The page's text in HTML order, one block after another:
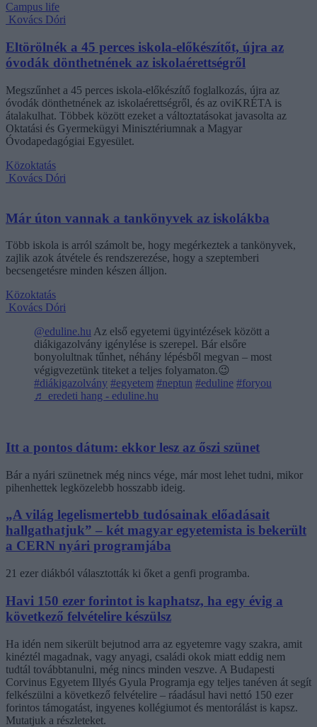
Campus life
Kovács Dóri
Eltörölnék a 45 perces iskola-előkészítőt, újra az
óvodák dönthetnének az iskolaérettségről
Megszűnhet a 45 perces iskola-előkészítő foglalkozás, újra az
óvodák dönthetnének az iskolaérettségről, és az oviKRÉTA is
átalakulhat. Többek között ezeket a változtatásokat javasolta az
Oktatási és Gyermekügyi Minisztériumnak a Magyar
Óvodapedagógiai Egyesület.
Közoktatás
Kovács Dóri
Már úton vannak a tankönyvek az iskolákba
Több iskola is arról számolt be, hogy megérkeztek a tankönyvek,
zajlik azok átvétele és rendszerezése, hogy a szeptemberi
becsengetésre minden készen álljon.
Közoktatás
Kovács Dóri
@eduline.hu Az első egyetemi ügyintézések között a
diákigazolvány igénylése is szerepel. Bár elsőre
bonyolultnak tűnhet, néhány lépésből megvan – most
végigvezetünk titeket a teljes folyamaton.😉
#diákigazolvány #egyetem #neptun #eduline #foryou
♬ eredeti hang - eduline.hu
Itt a pontos dátum: ekkor lesz az őszi szünet
Bár a nyári szünetnek még nincs vége, már most lehet tudni, mikor
pihenhettek legközelebb hosszabb ideig.
„A világ legelismertebb tudósainak előadásait
hallgathatjuk” – két magyar egyetemista is bekerült
a CERN nyári programjába
21 ezer diákból választották ki őket a genfi programba.
Havi 150 ezer forintot is kaphatsz, ha egy évig a
következő felvételire készülsz
Ha idén nem sikerült bejutnod arra az egyetemre vagy szakra, amit
kinéztél magadnak, vagy anyagi, családi okok miatt eddig nem
tudtál továbbtanulni, még nincs minden veszve. A Budapesti
Corvinus Egyetem Illyés Gyula Programja egy teljes tanéven át segít
felkészülni a következő felvételire – ráadásul havi nettó 150 ezer
forintos támogatást, ingyenes kollégiumot és mentorálást is kapsz.
Mutatjuk a részleteket.